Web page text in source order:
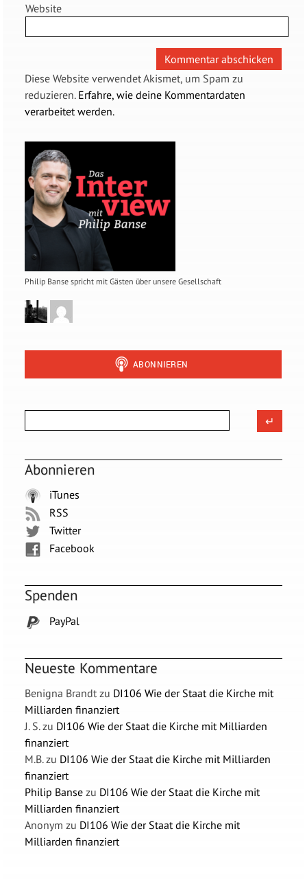
Website
Diese Website verwendet Akismet, um Spam zu
reduzieren. Erfahre, wie deine Kommentardaten
verarbeitet werden.
Philip Banse spricht mit Gästen über unsere Gesellschaft
Abonnieren
iTunes
RSS
Twitter
Facebook
Spenden
PayPal
Neueste Kommentare
Benigna Brandt zu DI106 Wie der Staat die Kirche mit
Milliarden finanziert
J. S.zu DI106 Wie der Staat die Kirche mit Milliarden
finanziert
M.B.zu DI106 Wie der Staat die Kirche mit Milliarden
finanziert
Philip Banse zu DI106 Wie der Staat die Kirche mit
Milliarden finanziert
Anonym zu DI106 Wie der Staat die Kirche mit
Milliarden finanziert